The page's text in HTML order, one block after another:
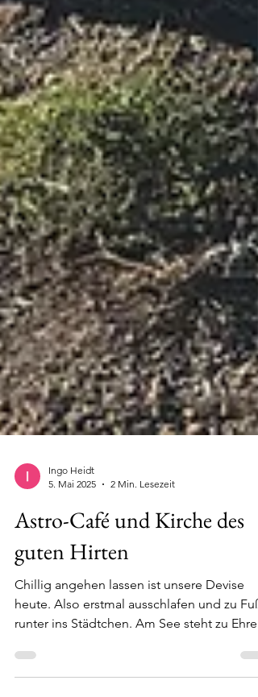
5. Mai 2025
2 Min. Lesezeit
Astro-Café und Kirche des
guten Hirten
Chillig angehen lassen ist unsere Devise
heute. Also erstmal ausschlafen und zu Fuß
runter ins Städtchen. Am See steht zu Ehren